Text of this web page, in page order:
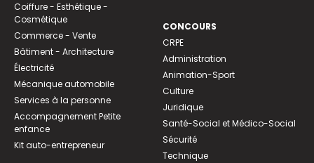
Coiffure - Esthétique -
Cosmétique
Commerce - Vente
Bâtiment - Architecture
Électricité
Mécanique automobile
Services à la personne
Accompagnement Petite
enfance
Kit auto-entrepreneur
CONCOURS
CRPE
Administration
Animation-Sport
Culture
Juridique
Santé-Social et Médico-Social
Sécurité
Technique